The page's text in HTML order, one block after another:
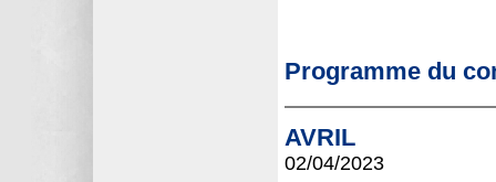
Programme du
AVRIL
02/04/2023